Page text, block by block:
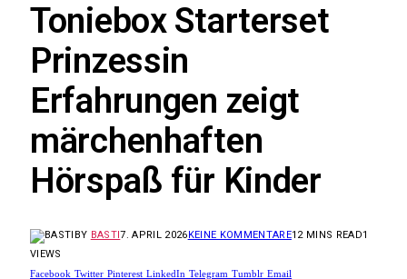
Toniebox Starterset
Prinzessin
Erfahrungen zeigt
märchenhaften
Hörspaß für Kinder
BY BASTI7. APRIL 2026KEINE KOMMENTARE12 MINS READ1
VIEWS
Facebook Twitter Pinterest LinkedIn Telegram Tumblr Email